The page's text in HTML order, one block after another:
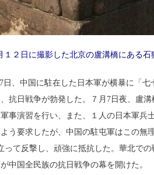
１２日に撮影した北京の盧溝橋にあ
日、中国に駐在した日本軍が横暴に「
抗日戦争が勃発した。７月7日夜、盧
事演習を行い、また、１人の日本軍
う要求したが、中国の駐屯軍はこの
って反撃し、頑強に抵抗した。華北で
中国全民族の抗日戦争の幕を開けた。